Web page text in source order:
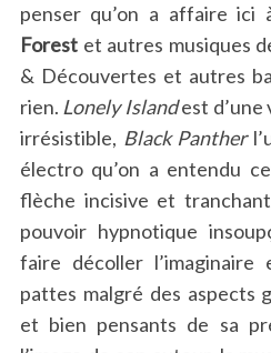
penser qu’on a affaire ici
Forestet autres musiques
& Découvertes et autres
rien. Lonely Islandest d’une
irrésistible, Black Panther
électro qu’on a entendu
flèche incisive et
pouvoir hypnotique
faire décoller
pattes malgré des aspects
et bien pensants de sa